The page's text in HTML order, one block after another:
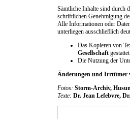
Sämtliche Inhalte sind durch
schriftlichen Genehmigung
Alle Informationen oder
unterliegen ausschließlich
Das Kopieren von
Gesellschaft gestattet.
Die Nutzung der
Änderungen und Irrtümer
Fotos: Storm-Archiv,
Texte: Dr. Jean Lefebvre,